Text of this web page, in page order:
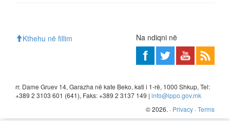
Kthehu në fillim Na ndiqni në
rr. Dame Gruev 14, Garazha në kate Beko, kati i 1-rë, 1000 Shkup, Tel:
+389 2 3103 601 (641), Faks: +389 2 3137 149 | info@ippo.gov.mk
©2026. · Privacy ·Terms